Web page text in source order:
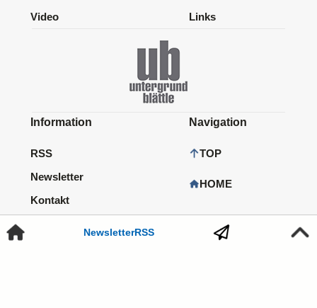
NewsletterRSS
Video
Links
Information
RSS
Newsletter
Kontakt
Navigation
TOP
HOME